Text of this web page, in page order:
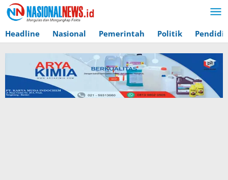
Lewati
ke
konten
Headline Nasional Pemerintah Politik